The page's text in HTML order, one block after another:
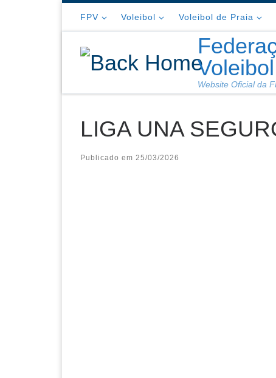
FPV Voleibol Voleibol de Praia
Voleibol
Website Oficial da
LIGA UNA
Publicado em 25/03/2026